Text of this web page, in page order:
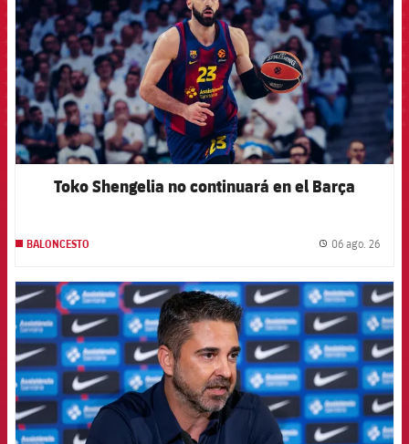
Toko Shengelia no continuará en el Barça
BALONCESTO 06 ago. 26
FCB Barcelona badge